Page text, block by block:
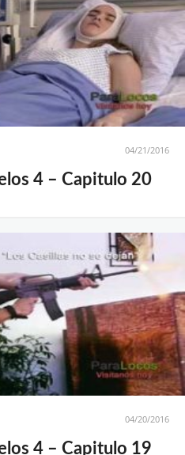
04/21/2016
4 – Capitulo 20
04/20/2016
4 – Capitulo 19